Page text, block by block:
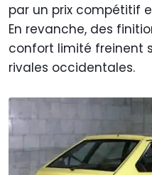
par un prix compétitif
En revanche, des
confort limité freinent
rivales occidentales.